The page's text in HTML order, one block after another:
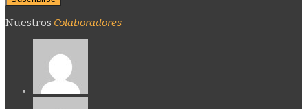
Nuestros Colaboradores